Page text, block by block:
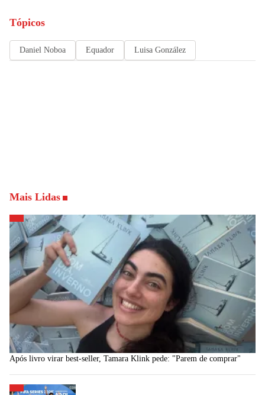
Tópicos
Daniel Noboa Equador Luisa González
Mais Lidas
Após livro virar best-seller, Tamara Klink pede: "Parem de comprar"